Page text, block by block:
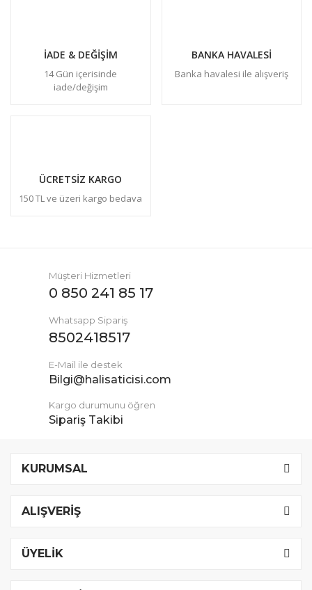
İADE & DEĞİŞİM
14 Gün içerisinde
iade/değişim
BANKA HAVALESİ
Banka havalesi ile alışveriş
ÜCRETSİZ KARGO
150 TL ve üzeri kargo bedava
Müşteri Hizmetleri
0 850 241 85 17
Whatsapp Sipariş
8502418517
E-Mail ile destek
Bilgi@halisaticisi.com
Kargo durumunu öğren
Sipariş Takibi
KURUMSAL
ALIŞVERİŞ
ÜYELİK